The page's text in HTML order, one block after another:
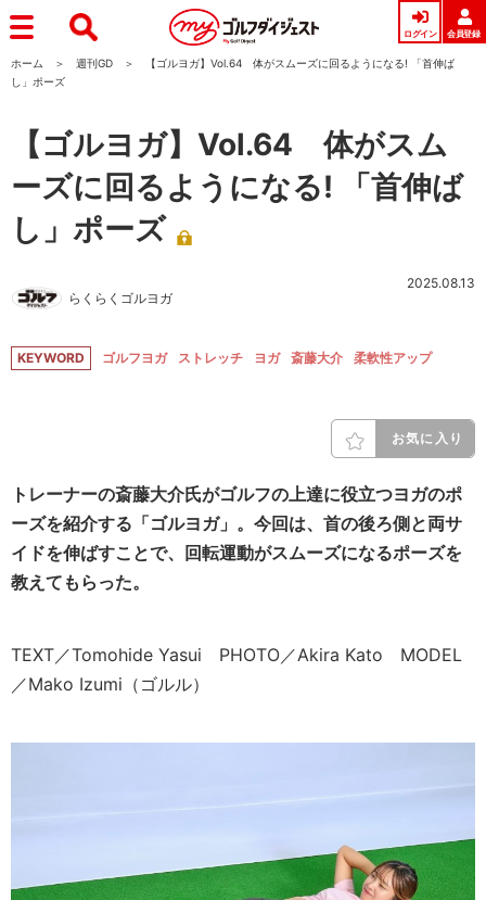
ログイン 会員登録
ホーム 週刊GD
【ゴルヨガ】Vol.64 体がスムーズに回るようになる! 「首伸ば
し」ポーズ
【ゴルヨガ】Vol.64 体がスム
ーズに回るようになる! 「首伸ば
し」ポーズ
らくらくゴルヨガ
2025.08.13
KEYWORD ゴルフヨガ ストレッチ ヨガ 斎藤大介 柔軟性アップ
お気に入り
トレーナーの斎藤大介氏がゴルフの上達に役立つヨガのポ
ーズを紹介する「ゴルヨガ」。今回は、首の後ろ側と両サ
イドを伸ばすことで、回転運動がスムーズになるポーズを
教えてもらった。
TEXT／Tomohide Yasui PHOTO／Akira Kato MODEL
／Mako Izumi（ゴルル）